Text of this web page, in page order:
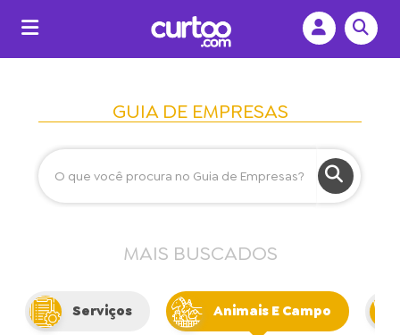
GUIA DE EMPRESAS
MAIS BUSCADOS
Serviços Animais E Campo